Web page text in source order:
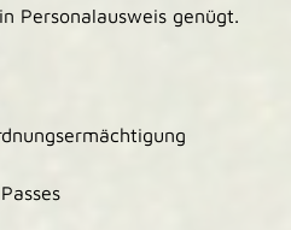
Personalausweis genügt.